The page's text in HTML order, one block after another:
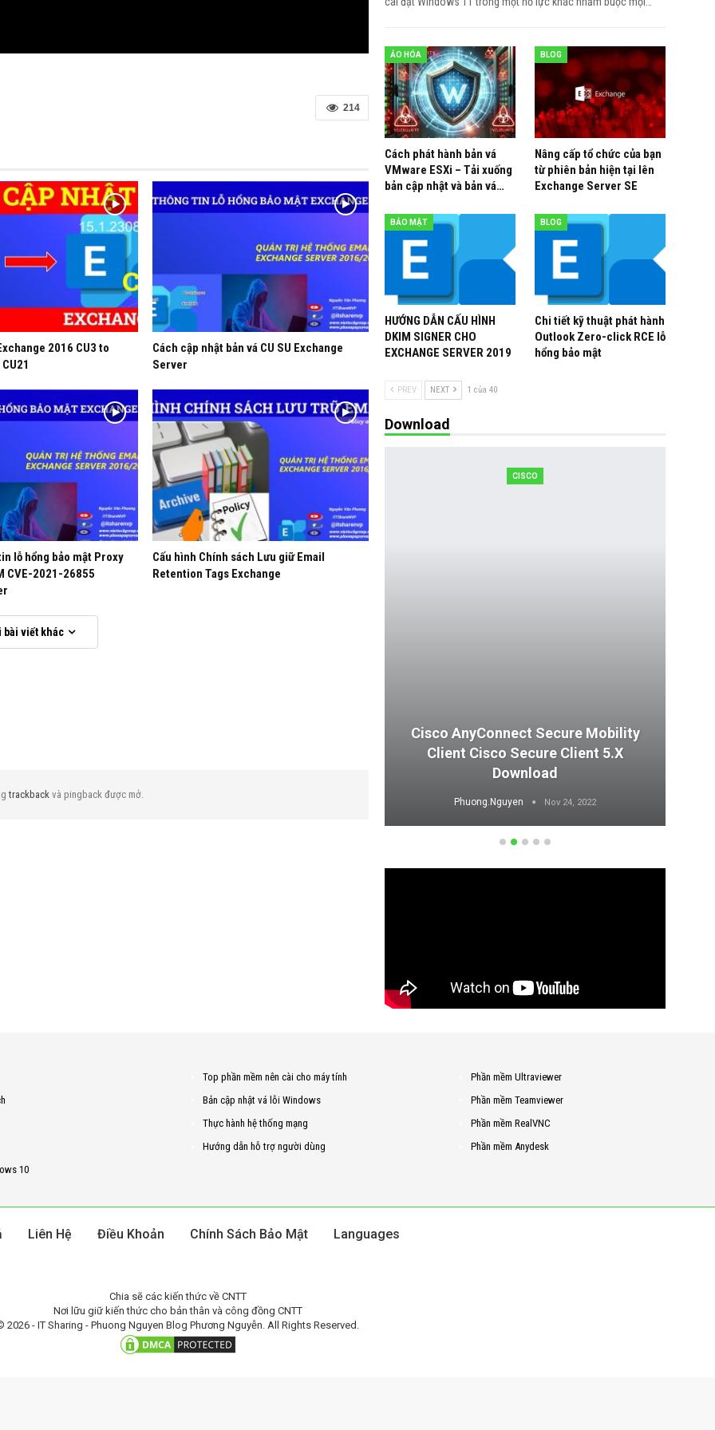
214
2016 CU3 to
Cách cập nhật bản vá CU SU Exchange
Server
lỗ hổng bảo mật Proxy
CVE-2021-26855
Cấu hình Chính sách Lưu giữ Email
Retention Tags Exchange
bài viết khác
trackback và pingback được mở.
ẢO HÓA
Cách phát hành bản vá
VMware ESXi – Tải xuống
bản cập nhật và bản vá…
BLOG
Nâng cấp tổ chức của bạn
từ phiên bản hiện tại lên
Exchange Server SE
BẢO MẬT
HƯỚNG DẪN CẤU HÌNH
DKIM SIGNER CHO
EXCHANGE SERVER 2019
BLOG
Chi tiết kỹ thuật phát hành
Outlook Zero-click RCE lỗ
hổng bảo mật
PREV NEXT 1 của 40
Download
TẢI VỀ CISCO
Cisco AnyConnect Secure Mobility
Client Cisco Secure Client 5.x
Download
Phuong.Nguyen Nov 24, 2022
10
Top phần mềm nên cài cho máy tính
Bản cập nhật vá lỗi Windows
Thực hành hệ thống mạng
Hướng dẫn hỗ trợ người dùng
Phần mềm Ultraviewer
Phần mềm Teamviewer
Phần mềm RealVNC
Phần mềm Anydesk
Liên Hệ Điều Khoản Chính Sách Bảo Mật Languages
Chia sẽ các kiến thức về CNTT
Nơi lữu giữ kiến thức cho bản thân và công đồng CNTT
2026 - IT Sharing - Phuong Nguyen Blog Phương Nguyễn. All Rights Reserved.